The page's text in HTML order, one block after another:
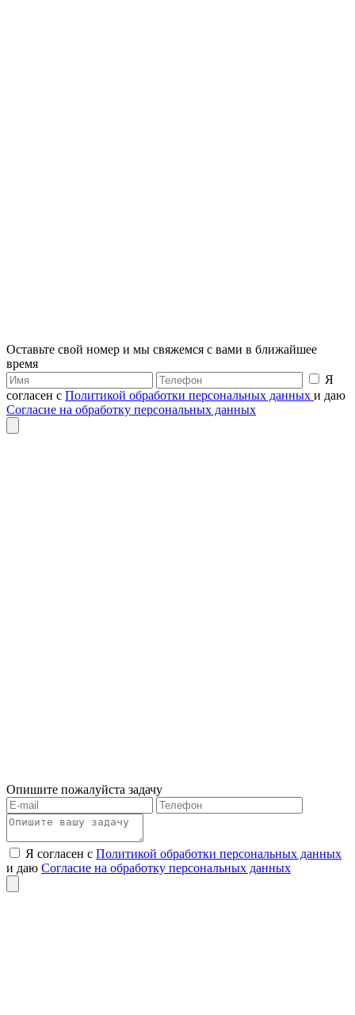
Оставьте свой номер и мы свяжемся с вами в ближайшее
время
Я
согласен с Политикой обработки персональных данных и даю
Согласие на обработку персональных данных
Опишите пожалуйста задачу
Я согласен с Политикой обработки персональных данных
и даю Согласие на обработку персональных данных